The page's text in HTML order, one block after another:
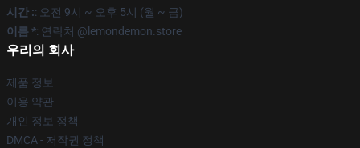
시간 :: 오전 9시 ~ 오후 5시 (월 ~ 금)
이름 *: 연락처 @lemondemon.store
우리의 회사
제품 정보
이용 약관
개인 정보 정책
DMCA - 저작권 정책